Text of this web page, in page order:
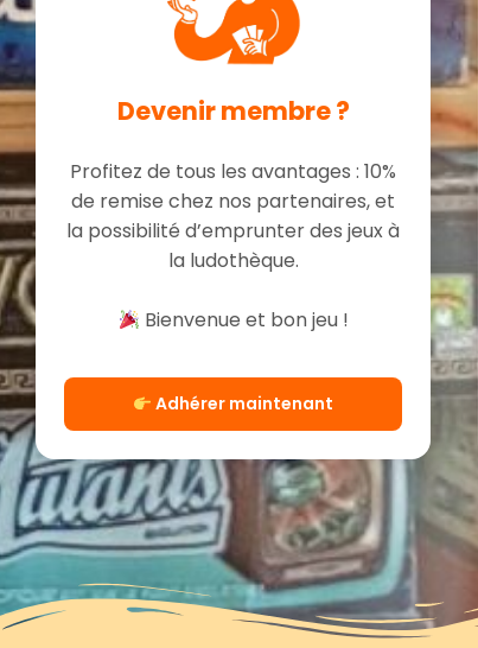
Devenir membre ?
Profitez de tous les avantages : 10%
de remise chez nos partenaires, et
la possibilité d’emprunter des jeux à
la ludothèque.
Bienvenue et bon jeu !
Adhérer maintenant